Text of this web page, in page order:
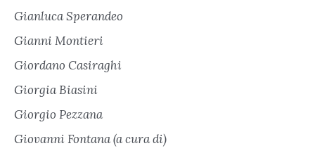
Gianluca Sperandeo
Gianni Montieri
Giordano Casiraghi
Giorgia Biasini
Giorgio Pezzana
Giovanni Fontana (a cura di)